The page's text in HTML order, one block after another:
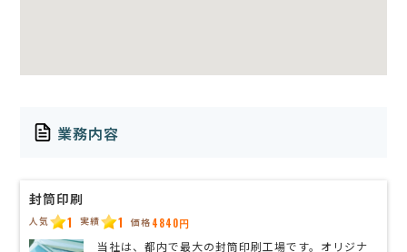
業務内容
封筒印刷
人気 1 実績 1 価格 4840円
当社は、都内で最大の封筒印刷工場です。オリジナ